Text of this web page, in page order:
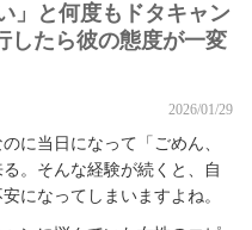
」と何度もドタキャン
たら彼の態度が一変
2026/01/29
に当日になって「ごめん、
。そんな経験が続くと、自
になってしまいますよね。